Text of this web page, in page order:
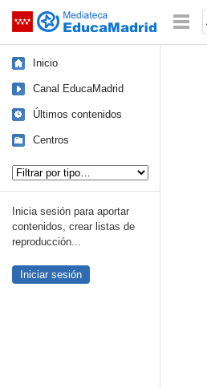
Saltar navegación
Inicio
Canal EducaMadrid
Últimos contenidos
Centros
Inicia sesión para aportar
contenidos, crear listas de
reproducción...
Iniciar sesión